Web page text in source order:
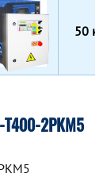
50
Т400-2РКМ5